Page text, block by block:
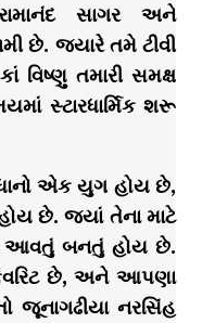
સાગર અને
છે. જ્યારે તમે ટીવી
વિષ્ણુ તમારી સમક્ષ
સ્ટારધાર્મિક શરૂ
એક યુગ હોય છે,
છે. જ્યાં તેના માટે
બનતું હોય છે.
છે, અને આપણા
નરસિંહ